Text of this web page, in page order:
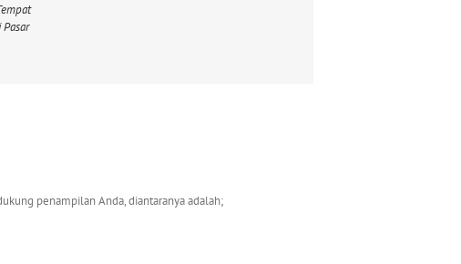
penampilan Anda, diantaranya adalah;